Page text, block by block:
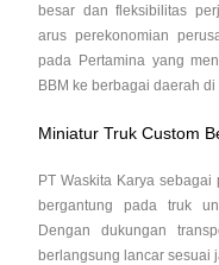
besar dan fleksibilitas
arus perekonomian
pada Pertamina yang
BBM ke berbagai daerah
Miniatur Truk Custom
PT Waskita Karya
bergantung pada truk
Dengan dukungan
berlangsung lancar sesuai